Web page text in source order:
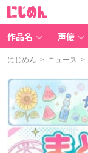
作品名 声優
にじめん > ニュース >